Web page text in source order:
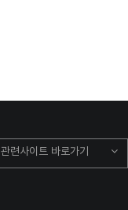
관련사이트 바로가기